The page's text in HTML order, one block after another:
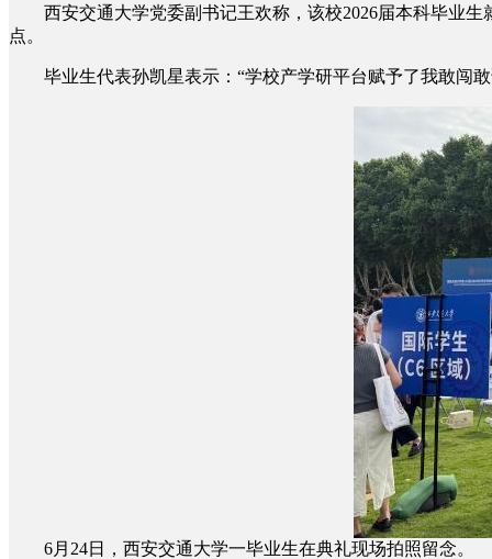
西安交通大学党委副书记王欢称，该校2026届本科毕业生
点。
毕业生代表孙凯星表示：“学校产学研平台赋予了我敢闯敢
6月24日，西安交通大学一毕业生在典礼现场拍照留念。